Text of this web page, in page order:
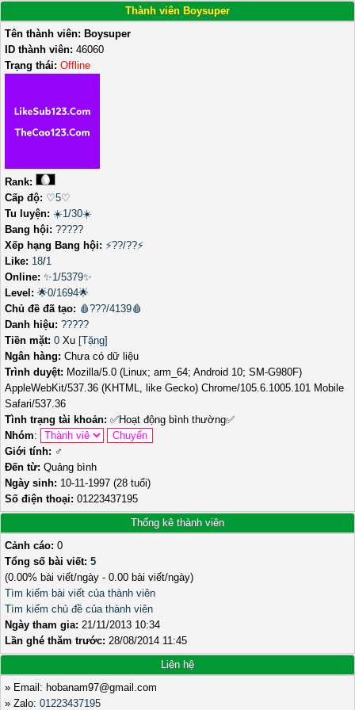
Thành viên Boysuper
Tên thành viên: Boysuper
ID thành viên: 46060
Trạng thái: Offline
Rank:
Cấp độ: ♡5♡
Tu luyện: ☀️1/30☀️
Bang hội: ?????
Xếp hạng Bang hội: ⚡??/??⚡
Like: 18/1
Online: ✨1/5379✨
Level: 🌟0/1694🌟
Chủ đề đã tạo: 🩸???/4139🩸
Danh hiệu: ?????
Tiền mặt: 0 Xu [Tặng]
Ngân hàng: Chưa có dữ liệu
Trình duyệt: Mozilla/5.0 (Linux; arm_64; Android 10; SM-G980F)
AppleWebKit/537.36 (KHTML, like Gecko) Chrome/105.6.1005.101 Mobile
Safari/537.36
Tình trạng tài khoản: ✅Hoạt động bình thường✅
Nhóm:
Giới tính: ♂️
Đến từ: Quảng bình
Ngày sinh: 10-11-1997 (28 tuổi)
Số điện thoại: 01223437195
Thống kê thành viên
Cảnh cáo: 0
Tổng số bài viết: 5
(0.00% bài viết/ngày - 0.00 bài viết/ngày)
Tìm kiếm bài viết của thành viên
Tìm kiếm chủ đề của thành viên
Ngày tham gia: 21/11/2013 10:34
Lần ghé thăm trước: 28/08/2014 11:45
Liên hệ
» Email: hobanam97@gmail.com
» Zalo: 01223437195